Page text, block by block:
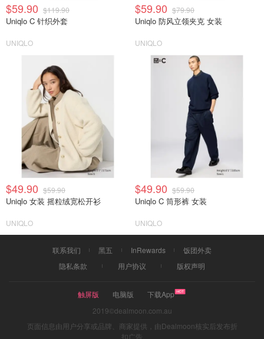
$59.90 $119.90
Uniqlo C 针织外套
UNIQLO
$59.90 $79.90
Uniqlo 防风立领夹克 女装
UNIQLO
$49.90 $59.90
Uniqlo 女装 摇粒绒宽松开衫
UNIQLO
$49.90 $59.90
Uniqlo C 筒形裤 女装
UNIQLO
联系我们 黑五 InRewards
饭团外卖
隐私条款
用户协议 版权声明
触屏版 电脑版
下载App
2019©dealmoon.com.au
页面信息由用户分享或品牌、商家提供，由Dealmoon核实后发布折
扣广告